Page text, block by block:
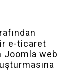
e-ticaret
Joomla web